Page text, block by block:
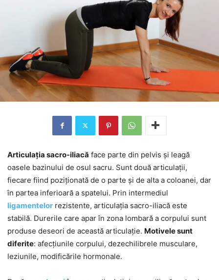
Articulația sacro-iliacă face parte din pelvis și leagă
oasele bazinului de osul sacru. Sunt două articulații,
fiecare fiind poziționată de o parte și de alta a coloanei, dar
în partea inferioară a spatelui. Prin intermediul
ligamentelor rezistente, articulația sacro-iliacă este
stabilă. Durerile care apar în zona lombară a corpului sunt
produse deseori de această articulație. Motivele sunt
diferite: afecțiunile corpului, dezechilibrele musculare,
leziunile, modificările hormonale.